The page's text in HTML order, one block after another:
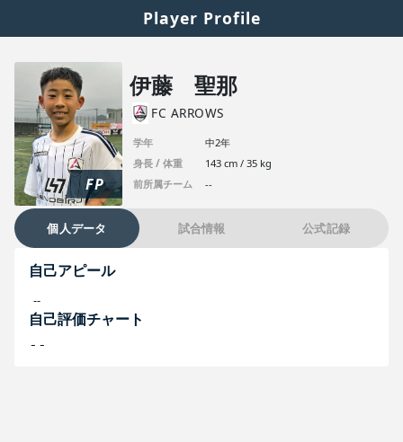
Player Profile
FP
伊藤 聖那
FC ARROWS
学年
中2年
身長 / 体重
143 cm / 35 kg
前所属チーム
--
個人データ 試合情報 公式記録
自己アピール
--
自己評価チャート
--